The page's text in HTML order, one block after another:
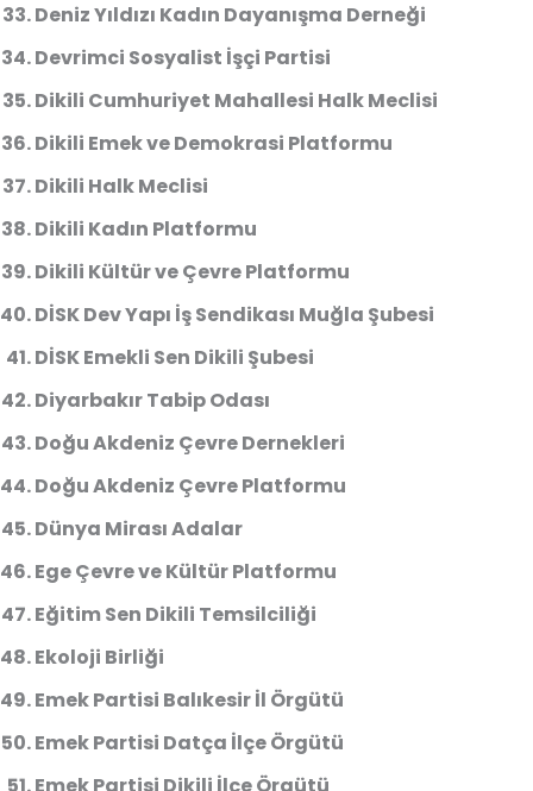
Deniz Yıldızı Kadın Dayanışma Derneği
Devrimci Sosyalist İşçi Partisi
Dikili Cumhuriyet Mahallesi Halk Meclisi
Dikili Emek ve Demokrasi Platformu
Dikili Halk Meclisi
Dikili Kadın Platformu
Dikili Kültür ve Çevre Platformu
DİSK Dev Yapı İş Sendikası Muğla Şubesi
DİSK Emekli Sen Dikili Şubesi
Diyarbakır Tabip Odası
Doğu Akdeniz Çevre Dernekleri
Doğu Akdeniz Çevre Platformu
Dünya Mirası Adalar
Ege Çevre ve Kültür Platformu
Eğitim Sen Dikili Temsilciliği
Ekoloji Birliği
Emek Partisi Balıkesir İl Örgütü
Emek Partisi Datça İlçe Örgütü